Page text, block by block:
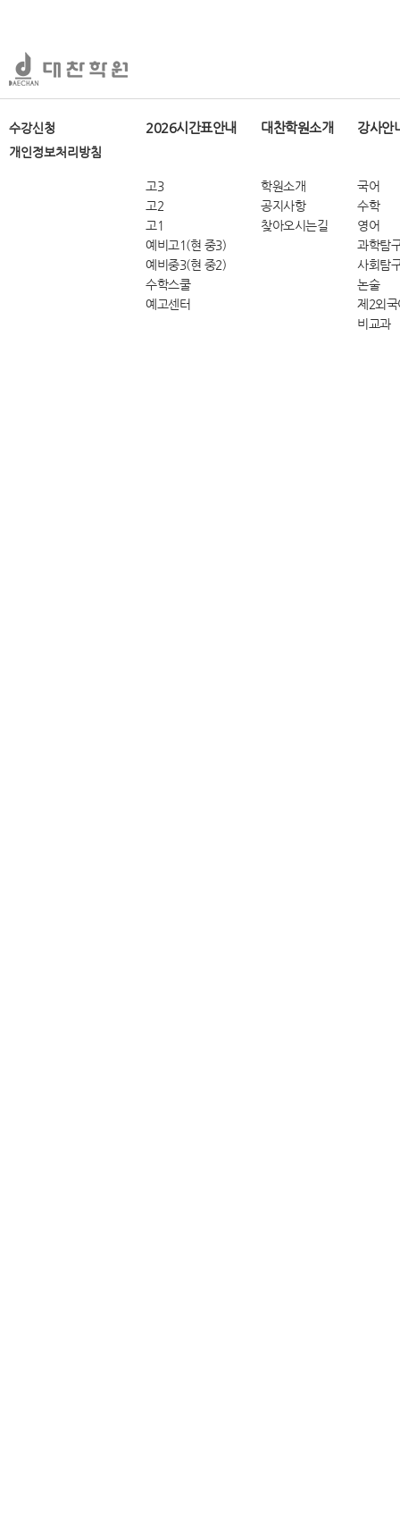
수강신청
개인정보처리방침
2026시간표안내
고3
고2
고1
예비고1(현 중3)
예비중3(현 중2)
수학스쿨
예고센터
대찬학원소개
학원소개
공지사항
찾아오시는길
강사안
국어
수학
영어
과학탐
사회탐
논술
제2외국
비교과